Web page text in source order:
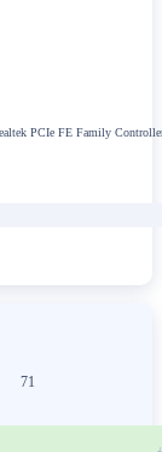
PCIe FE Family
71